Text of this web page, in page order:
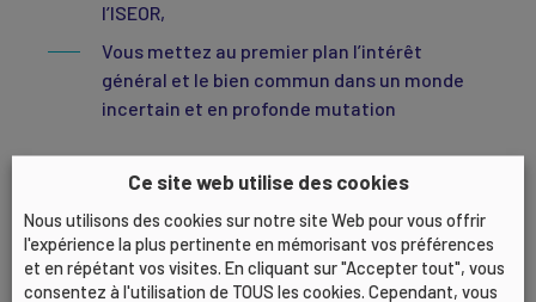
l’ISEOR,
Vous mettez au premier plan l’intérêt
général et le bien commun dans un monde
incertain et en profonde mutation
DINSTINCTIONS ET PRIX
Les prix sont assortis de distinctions honorifiques,
mettant en lumière les efforts et réalisations
récompensés et de dotations financières allant
Ce site web utilise des cookies
Nous utilisons des cookies sur notre site Web pour vous offrir
l'expérience la plus pertinente en mémorisant vos préférences
et en répétant vos visites. En cliquant sur "Accepter tout", vous
consentez à l'utilisation de TOUS les cookies. Cependant, vous